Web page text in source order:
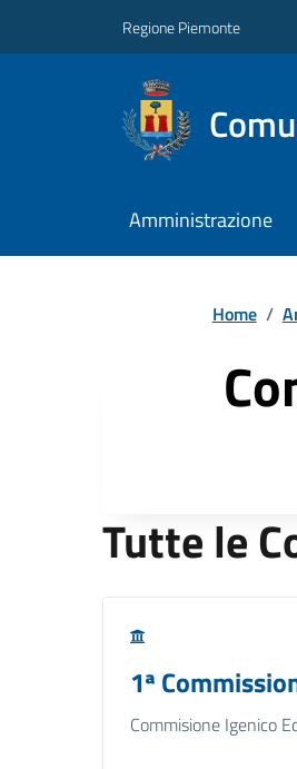
Regione Piemonte
Amministrazione
Home /
Tutte le
1ª
Commisione Igenico